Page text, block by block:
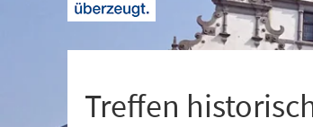
Treffen